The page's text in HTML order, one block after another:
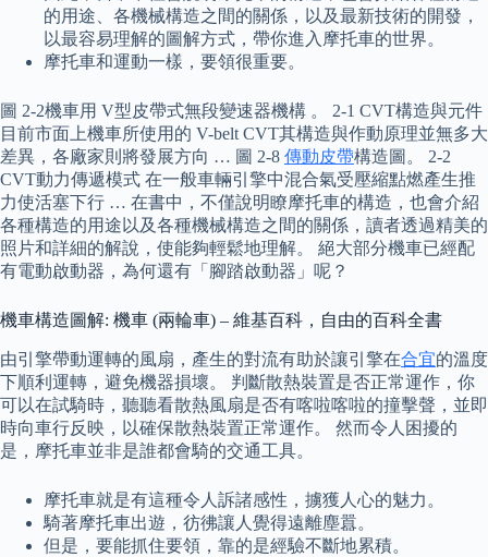
的用途、各機械構造之間的關係，以及最新技術的開發，
以最容易理解的圖解方式，帶你進入摩托車的世界。
摩托車和運動一樣，要領很重要。
圖 2-2機車用 V型皮帶式無段變速器機構 。 2-1 CVT構造與元件
目前市面上機車所使用的 V-belt CVT其構造與作動原理並無多大
差異，各廠家則將發展方向 … 圖 2-8 傳動皮帶構造圖。 2-2
CVT動力傳遞模式 在一般車輛引擎中混合氣受壓縮點燃產生推
力使活塞下行 … 在書中，不僅說明瞭摩托車的構造，也會介紹
各種構造的用途以及各種機械構造之間的關係，讀者透過精美的
照片和詳細的解說，使能夠輕鬆地理解。 絕大部分機車已經配
有電動啟動器，為何還有「腳踏啟動器」呢？
機車構造圖解: 機車 (兩輪車) – 維基百科，自由的百科全書
由引擎帶動運轉的風扇，產生的對流有助於讓引擎在合宜的溫度
下順利運轉，避免機器損壞。 判斷散熱裝置是否正常運作，你
可以在試騎時，聽聽看散熱風扇是否有喀啦喀啦的撞擊聲，並即
時向車行反映，以確保散熱裝置正常運作。 然而令人困擾的
是，摩托車並非是誰都會騎的交通工具。
摩托車就是有這種令人訴諸感性，擄獲人心的魅力。
騎著摩托車出遊，彷彿讓人覺得遠離塵囂。
但是，要能抓住要領，靠的是經驗不斷地累積。